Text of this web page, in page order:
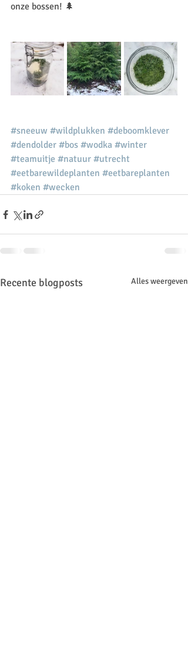
onze bossen! 🌲
#sneeuw #wildplukken #deboomklever
#dendolder #bos #wodka #winter
#teamuitje #natuur #utrecht
#eetbarewildeplanten #eetbareplanten
#koken #wecken
Recente blogposts Alles weergeven